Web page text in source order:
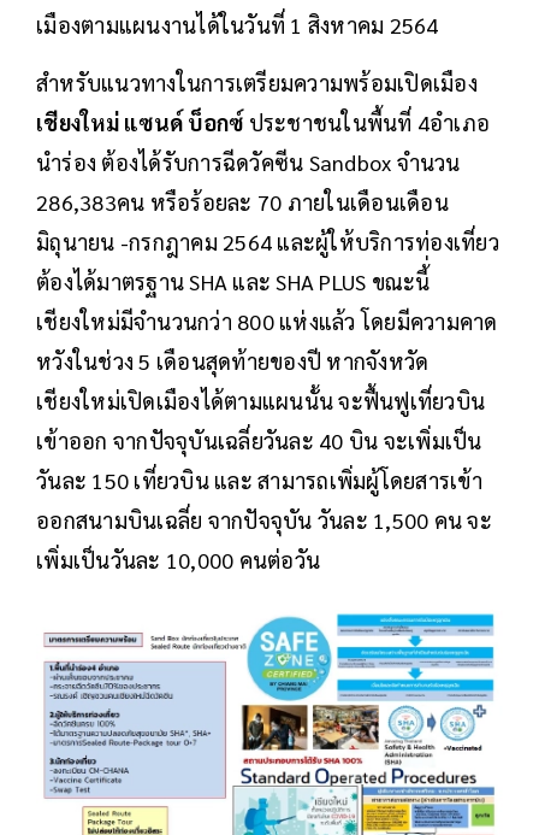
เมืองตามแผนงานได้ในวันที่ 1 สิงหาคม 2564
สำหรับแนวทางในการเตรียมความพร้อมเปิดเมือง
เชียงใหม่ แซนด์ บ็อกซ์ ประชาชนในพื้นที่ 4อำเภอ
นำร่อง ต้องได้รับการฉีดวัคซีน Sandbox จำนวน
286,383คน หรือร้อยละ 70 ภายในเดือนเดือน
มิถุนายน -กรกฎาคม 2564 และผู้ให้บริการท่องเที่ยว
ต้องได้มาตรฐาน SHA และ SHA PLUS ขณะนี้่
เชียงใหม่มีจำนวนกว่า 800 แห่งแล้ว โดยมีความคาด
หวังในช่วง 5 เดือนสุดท้ายของปี หากจังหวัด
เชียงใหม่เปิดเมืองได้ตามแผนนั้น จะฟื้นฟูเที่ยวบิน
เข้าออก จากปัจจุบันเฉลี่ยวันละ 40 บิน จะเพิ่มเป็น
วันละ 150 เที่ยวบิน และ สามารถเพิ่มผู้โดยสารเข้า
ออกสนามบินเฉลี่ย จากปัจจุบัน วันละ 1,500 คน จะ
เพิ่มเป็นวันละ 10,000 คนต่อวัน